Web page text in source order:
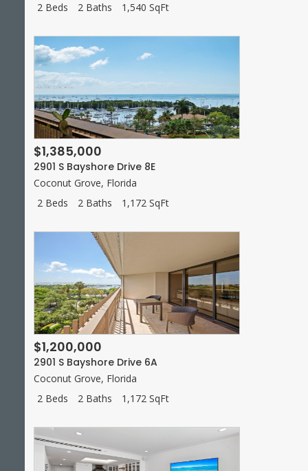
2 Beds
2 Baths 1,540 SqFt
$1,385,000
2901 S Bayshore Drive 8E
Coconut Grove, Florida
2 Beds
2 Baths 1,172 SqFt
$1,200,000
2901 S Bayshore Drive 6A
Coconut Grove, Florida
2 Beds
2 Baths 1,172 SqFt